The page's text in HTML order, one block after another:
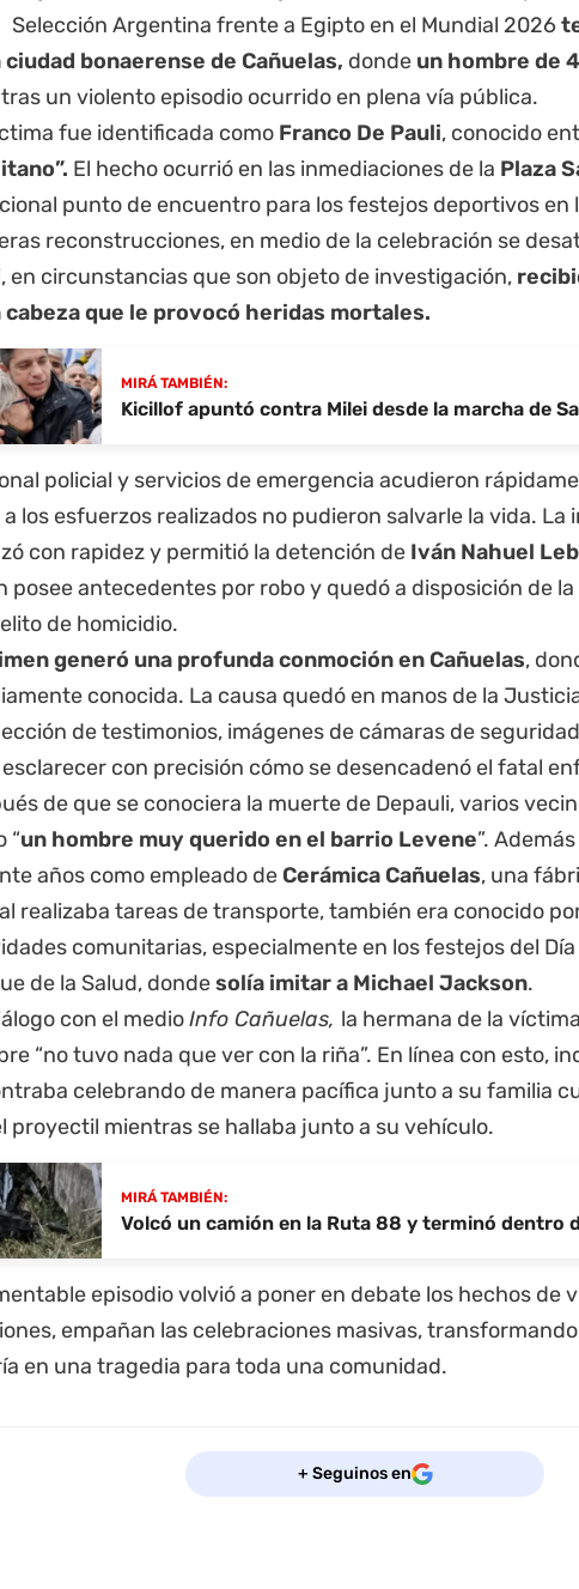
Selección Argentina frente a Egipto en el Mundial 2026
ciudad bonaerense de Cañuelas, donde un hombre de
tras un violento episodio ocurrido en plena vía pública.
fue identificada como Franco De Pauli, conocido
El hecho ocurrió en las inmediaciones de la Plaza
punto de encuentro para los festejos deportivos en
reconstrucciones, en medio de la celebración se
en circunstancias que son objeto de investigación,
cabeza que le provocó heridas mortales.
MIRÁ TAMBIÉN:
Kicillof apuntó contra Milei desde la marcha de
policial y servicios de emergencia acudieron
a los esfuerzos realizados no pudieron salvarle la vida. La
con rapidez y permitió la detención de Iván Nahuel
posee antecedentes por robo y quedó a disposición de
de homicidio.
generó una profunda conmoción en Cañuelas,
conocida. La causa quedó en manos de la
de testimonios, imágenes de cámaras de
con precisión cómo se desencadenó el fatal
de que se conociera la muerte de Depauli, varios
“un hombre muy querido en el barrio Levene”.
años como empleado de Cerámica Cañuelas, una
realizaba tareas de transporte, también era conocido
comunitarias, especialmente en los festejos del Día
de la Salud, dondesolía imitar a Michael Jackson.
con el medioInfo Cañuelas, la hermana de la
“no tuvo nada que ver con la riña”. En línea con esto,
celebrando de manera pacífica junto a su familia
proyectil mientras se hallaba junto a su vehículo.
MIRÁ TAMBIÉN:
Volcó un camión en la Ruta 88 y terminó dentro
episodio volvió a poner en debate los hechos de
empañan las celebraciones masivas,
en una tragedia para toda una comunidad.
+ Seguinos en